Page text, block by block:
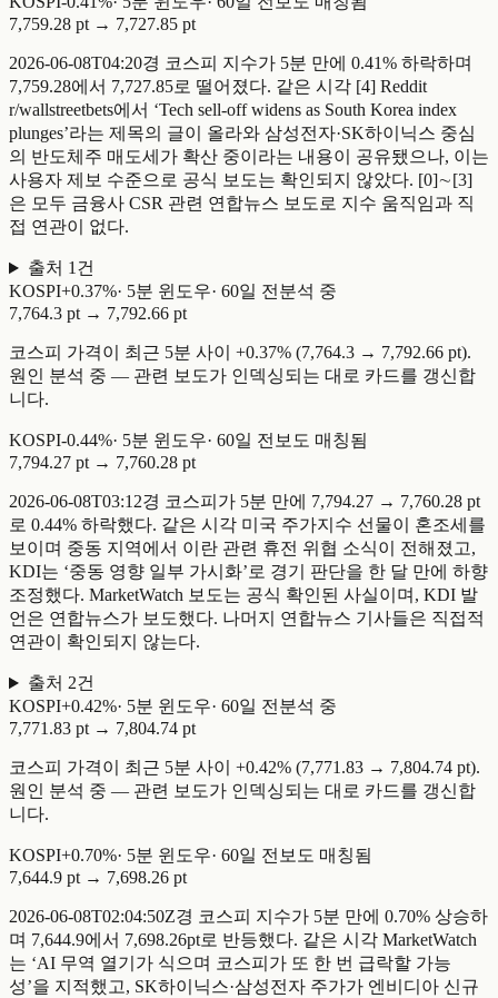
7,759.28 pt → 7,727.85 pt
2026-06-08T04:20경 코스피 지수가 5분 만에 0.41% 하락하며
7,759.28에서 7,727.85로 떨어졌다. 같은 시각 [4] Reddit
r/wallstreetbets에서 ‘Tech sell-off widens as South Korea index
plunges’라는 제목의 글이 올라와 삼성전자·SK하이닉스 중심
의 반도체주 매도세가 확산 중이라는 내용이 공유됐으나, 이는
사용자 제보 수준으로 공식 보도는 확인되지 않았다. [0]∼[3]
은 모두 금융사 CSR 관련 연합뉴스 보도로 지수 움직임과 직
접 연관이 없다.
출처 1 건
KOSPI+0.37%· 5분 윈도우· 60일 전 분석 중
7,764.3 pt → 7,792.66 pt
코스피 가격이 최근 5분 사이 +0.37% (7,764.3 → 7,792.66 pt).
원인 분석 중 — 관련 보도가 인덱싱되는 대로 카드를 갱신합
니다.
KOSPI-0.44%· 5분 윈도우· 60일 전 보도 매칭됨
7,794.27 pt → 7,760.28 pt
2026-06-08T03:12경 코스피가 5분 만에 7,794.27 → 7,760.28 pt
로 0.44% 하락했다. 같은 시각 미국 주가지수 선물이 혼조세를
보이며 중동 지역에서 이란 관련 휴전 위협 소식이 전해졌고,
KDI는 ‘중동 영향 일부 가시화’로 경기 판단을 한 달 만에 하향
조정했다. MarketWatch 보도는 공식 확인된 사실이며, KDI 발
언은 연합뉴스가 보도했다. 나머지 연합뉴스 기사들은 직접적
연관이 확인되지 않는다.
출처 2건
KOSPI+0.42%· 5분 윈도우· 60일 전 분석 중
7,771.83 pt → 7,804.74 pt
코스피 가격이 최근 5분 사이 +0.42% (7,771.83 → 7,804.74 pt).
원인 분석 중 — 관련 보도가 인덱싱되는 대로 카드를 갱신합
니다.
KOSPI+0.70%· 5분 윈도우· 60일 전 보도 매칭됨
7,644.9 pt → 7,698.26 pt
2026-06-08T02:04:50Z경 코스피 지수가 5분 만에 0.70% 상승하
며 7,644.9에서 7,698.26pt로 반등했다. 같은 시각 MarketWatch
는 ‘AI 무역 열기가 식으며 코스피가 또 한 번 급락할 가능
성’을 지적했고, SK하이닉스·삼성전자 주가가 엔비디아 신규